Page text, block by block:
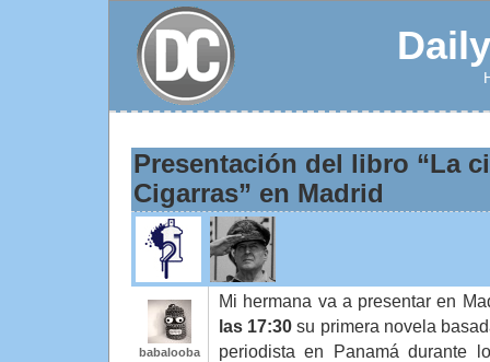
Presentación del libro “La
Cigarras” en Madrid
babalooba
Mi hermana va a presentar en
las 17:30 su primera novela
periodista en Panamá durante